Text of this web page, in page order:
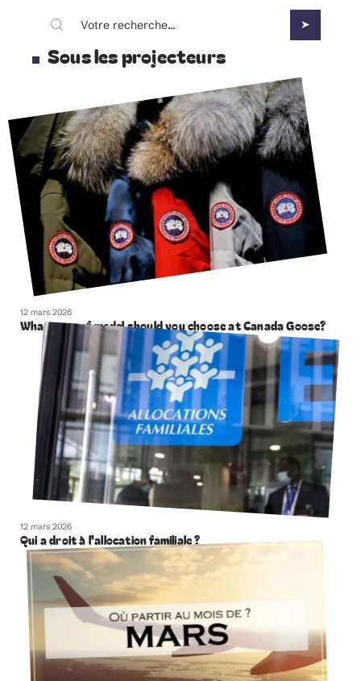
Sous les projecteurs
12 mars 2026
What type of model should you choose at Canada Goose?
12 mars 2026
Qui a droit à l’allocation familiale ?